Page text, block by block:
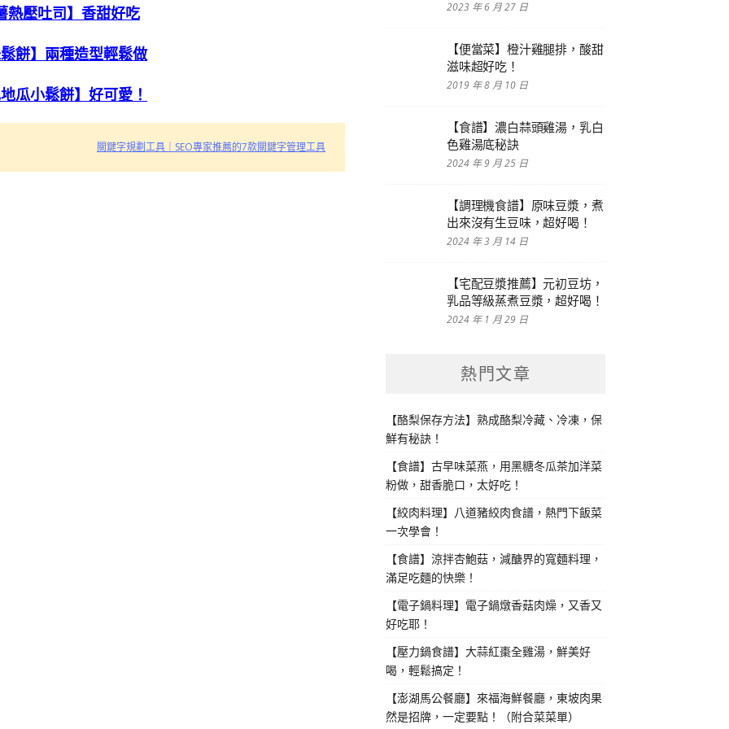
熱壓吐司】香甜好吃
鬆餅】兩種造型輕鬆做
地瓜小鬆餅】好可愛！
關鍵字規劃工具｜SEO專家推薦的7款關鍵字管理工具
2023 年 6 月 27 日
【便當菜】橙汁雞腿排，酸甜
滋味超好吃！
2019 年 8 月 10 日
【食譜】濃白蒜頭雞湯，乳白
色雞湯底秘訣
2024 年 9 月 25 日
【調理機食譜】原味豆漿，煮
出來沒有生豆味，超好喝！
2024 年 3 月 14 日
【宅配豆漿推薦】元初豆坊，
乳品等級蒸煮豆漿，超好喝！
2024 年 1 月 29 日
熱門文章
【酪梨保存方法】熟成酪梨冷藏、冷凍，保
鮮有秘訣！
【食譜】古早味菜燕，用黑糖冬瓜茶加洋菜
粉做，甜香脆口，太好吃！
【絞肉料理】八道豬絞肉食譜，熱門下飯菜
一次學會！
【食譜】涼拌杏鮑菇，減醣界的寬麵料理，
滿足吃麵的快樂！
【電子鍋料理】電子鍋燉香菇肉燥，又香又
好吃耶！
【壓力鍋食譜】大蒜紅棗全雞湯，鮮美好
喝，輕鬆搞定！
【澎湖馬公餐廳】來福海鮮餐廳，東坡肉果
然是招牌，一定要點！（附合菜菜單）